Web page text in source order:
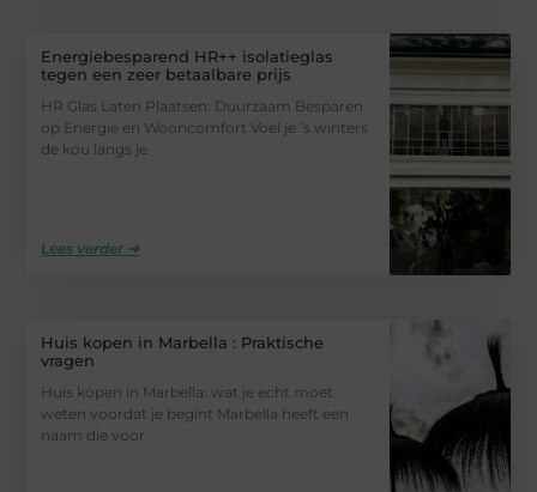
Energiebesparend HR++ isolatieglas
tegen een zeer betaalbare prijs
HR Glas Laten Plaatsen: Duurzaam Besparen
op Energie en Wooncomfort Voel je ’s winters
de kou langs je
Lees verder ➜
Huis kopen in Marbella : Praktische
vragen
Huis kopen in Marbella: wat je echt moet
weten voordat je begint Marbella heeft een
naam die voor